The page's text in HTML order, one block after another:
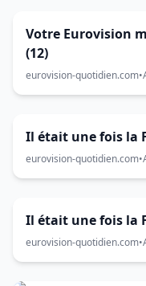
Votre Eurovision
(12)
eurovision-quotidien.com•
Il était une fois la
eurovision-quotidien.com•
Il était une fois la
eurovision-quotidien.com•